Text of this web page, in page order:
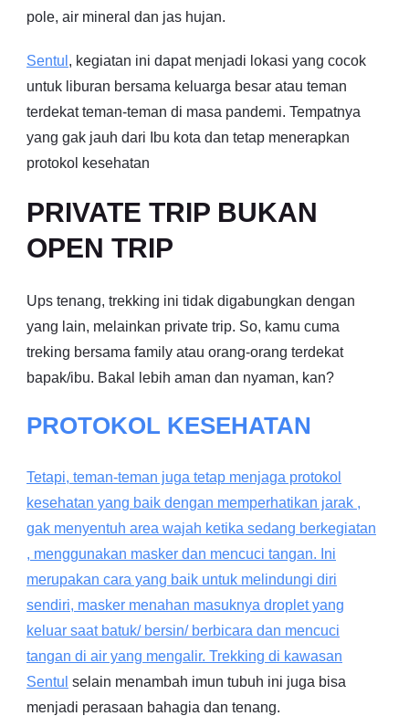
pole, air mineral dan jas hujan.
Sentul , kegiatan ini dapat menjadi lokasi yang cocok
untuk liburan bersama keluarga besar atau teman
terdekat teman-teman di masa pandemi. Tempatnya
yang gak jauh dari Ibu kota dan tetap menerapkan
protokol kesehatan
PRIVATE TRIP BUKAN
OPEN TRIP
Ups tenang, trekking ini tidak digabungkan dengan
yang lain, melainkan private trip. So, kamu cuma
treking bersama family atau orang-orang terdekat
bapak/ibu. Bakal lebih aman dan nyaman, kan?
PROTOKOL KESEHATAN
Tetapi, teman-teman juga tetap menjaga protokol
kesehatan yang baik dengan memperhatikan jarak ,
gak menyentuh area wajah ketika sedang berkegiatan
, menggunakan masker dan mencuci tangan. Ini
merupakan cara yang baik untuk melindungi diri
sendiri, masker menahan masuknya droplet yang
keluar saat batuk/ bersin/ berbicara dan mencuci
tangan di air yang mengalir. Trekking di kawasan
Sentul selain menambah imun tubuh ini juga bisa
menjadi perasaan bahagia dan tenang.